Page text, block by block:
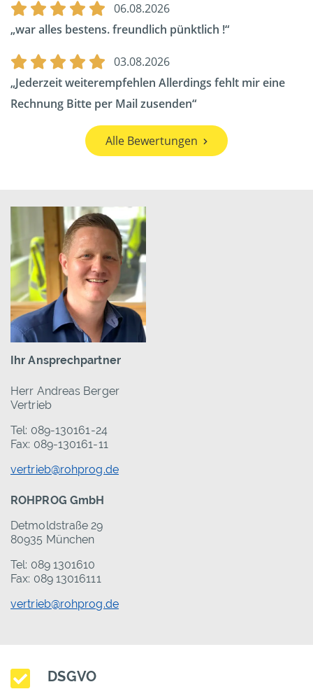
06.08.2026
war alles bestens. freundlich pünktlich !
03.08.2026
Jederzeit weiterempfehlen Allerdings fehlt mir eine
Rechnung Bitte per Mail zusenden
Alle Bewertungen
Ihr Ansprechpartner
Herr Andreas Berger
Vertrieb
Tel: 089-130161-24
Fax: 089-130161-11
vertrieb@rohprog.de
ROHPROG GmbH
Detmoldstraße 29
80935 München
Tel: 089 1301610
Fax: 089 13016111
vertrieb@rohprog.de
DSGVO